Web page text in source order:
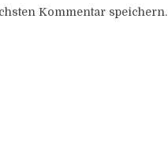
Kommentar speichern.